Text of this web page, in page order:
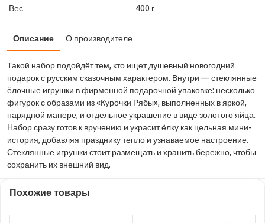
Вес 400 г
Описание О производителе
Такой набор подойдёт тем, кто ищет душевный новогодний
подарок с русским сказочным характером. Внутри — стеклянные
ёлочные игрушки в фирменной подарочной упаковке: несколько
фигурок с образами из «Курочки Рябы», выполненных в яркой,
нарядной манере, и отдельное украшение в виде золотого яйца.
Набор сразу готов к вручению и украсит ёлку как цельная мини-
история, добавляя празднику тепло и узнаваемое настроение.
Стеклянные игрушки стоит размещать и хранить бережно, чтобы
сохранить их внешний вид.
Похожие товары